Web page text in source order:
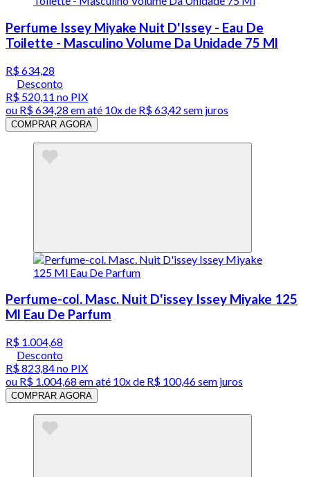
Perfume Issey Miyake Nuit D'Issey - Eau De
Toilette - Masculino Volume Da Unidade 75 Ml
R$ 634,28
Desconto
R$ 520,11 no PIX
ou R$ 634,28 em até 10x de R$ 63,42 sem juros
COMPRAR AGORA
Perfume-col. Masc. Nuit D'issey Issey Miyake 125
Ml Eau De Parfum
R$ 1.004,68
Desconto
R$ 823,84no PIX
ou R$ 1.004,68 em até 10x de R$ 100,46 sem juros
COMPRAR AGORA